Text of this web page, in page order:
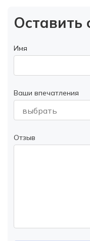
Оставить
Имя
Ваши впечатления
выбрать
Отзыв